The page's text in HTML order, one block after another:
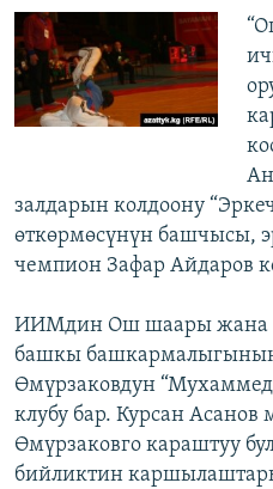
залдарын колдоону
өткөрмөсүнүн башчысы,
чемпион Зафар Айдаров
ИИМдин Ош шаары жана
башкы
Өмүрзаковдун
клубу бар. Курсан
Өмүрзаковго караштуу
бийликтин